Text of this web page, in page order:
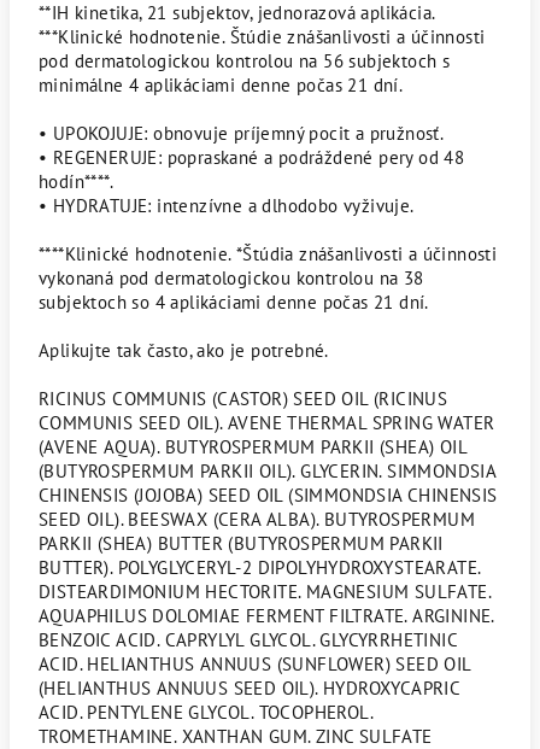
**IH kinetika, 21 subjektov, jednorazová aplikácia.
***Klinické hodnotenie. Štúdie znášanlivosti a účinnosti
pod dermatologickou kontrolou na 56 subjektoch s
minimálne 4 aplikáciami denne počas 21 dní.
• UPOKOJUJE: obnovuje príjemný pocit a pružnosť.
• REGENERUJE: popraskané a podráždené pery od 48
hodín****.
• HYDRATUJE: intenzívne a dlhodobo vyživuje.
****Klinické hodnotenie. *Štúdia znášanlivosti a účinnosti
vykonaná pod dermatologickou kontrolou na 38
subjektoch so 4 aplikáciami denne počas 21 dní.
Aplikujte tak často, ako je potrebné.
RICINUS COMMUNIS (CASTOR) SEED OIL (RICINUS
COMMUNIS SEED OIL). AVENE THERMAL SPRING WATER
(AVENE AQUA). BUTYROSPERMUM PARKII (SHEA) OIL
(BUTYROSPERMUM PARKII OIL). GLYCERIN. SIMMONDSIA
CHINENSIS (JOJOBA) SEED OIL (SIMMONDSIA CHINENSIS
SEED OIL). BEESWAX (CERA ALBA). BUTYROSPERMUM
PARKII (SHEA) BUTTER (BUTYROSPERMUM PARKII
BUTTER). POLYGLYCERYL-2 DIPOLYHYDROXYSTEARATE.
DISTEARDIMONIUM HECTORITE. MAGNESIUM SULFATE.
AQUAPHILUS DOLOMIAE FERMENT FILTRATE. ARGININE.
BENZOIC ACID. CAPRYLYL GLYCOL. GLYCYRRHETINIC
ACID. HELIANTHUS ANNUUS (SUNFLOWER) SEED OIL
(HELIANTHUS ANNUUS SEED OIL). HYDROXYCAPRIC
ACID. PENTYLENE GLYCOL. TOCOPHEROL.
TROMETHAMINE. XANTHAN GUM. ZINC SULFATE